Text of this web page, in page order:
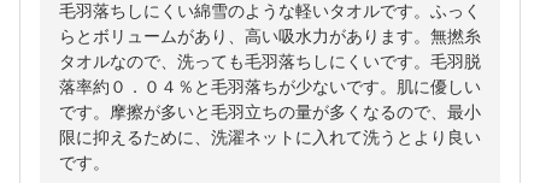
毛羽落ちしにくい綿雪のような軽いタオルです。ふっく
らとボリュームがあり、高い吸水力があります。無撚糸
タオルなので、洗っても毛羽落ちしにくいです。毛羽脱
落率約０．０４％と毛羽落ちが少ないです。肌に優しい
です。摩擦が多いと毛羽立ちの量が多くなるので、最小
限に抑えるために、洗濯ネットに入れて洗うとより良い
です。